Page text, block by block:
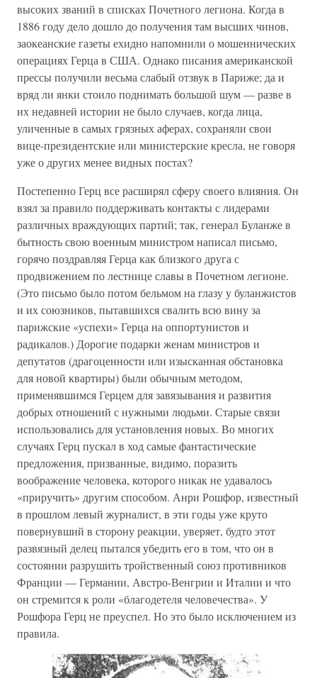
высоких званий в списках Почетного легиона. Когда в
1886 году дело дошло до получения там высших чинов,
заокеанские газеты ехидно напомнили о мошеннических
операциях Герца в США. Однако писания американской
прессы получили весьма слабый отзвук в Париже; да и
вряд ли янки стоило поднимать большой шум — разве в
их недавней истории не было случаев, когда лица,
уличенные в самых грязных аферах, сохраняли свои
вице-президентские или министерские кресла, не говоря
уже о других менее видных постах?
Постепенно Герц все расширял сферу своего влияния. Он
взял за правило поддерживать контакты с лидерами
различных враждующих партий; так, генерал Буланже в
бытность свою военным министром написал письмо,
горячо поздравляя Герца как близкого друга с
продвижением по лестнице славы в Почетном легионе.
(Это письмо было потом бельмом на глазу у буланжистов
и их союзников, пытавшихся свалить всю вину за
парижские «успехи» Герца на оппортунистов и
радикалов.) Дорогие подарки женам министров и
депутатов (драгоценности или изысканная обстановка
для новой квартиры) были обычным методом,
применявшимся Герцем для завязывания и развития
добрых отношений с нужными людьми. Старые связи
использовались для установления новых. Во многих
случаях Герц пускал в ход самые фантастические
предложения, призванные, видимо, поразить
воображение человека, которого никак не удавалось
«приручить» другим способом. Анри Рошфор, известный
в прошлом левый журналист, в эти годы уже круто
повернувший в сторону реакции, уверяет, будто этот
развязный делец пытался убедить его в том, что он в
состоянии разрушить тройственный союз противников
Франции — Германии, Австро-Венгрии и Италии и что
он стремится к роли «благодетеля человечества». У
Рошфора Герц не преуспел. Но это было исключением из
правила.